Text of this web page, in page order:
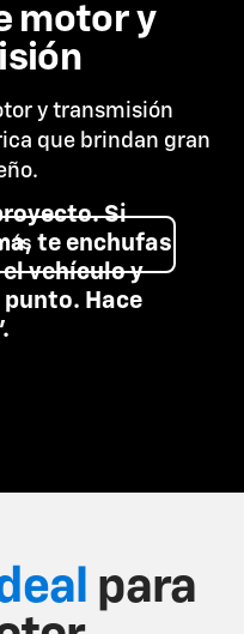
motor y
y transmisión
que brindan gran
Si
te enchufas
vehículo y
Hace
para